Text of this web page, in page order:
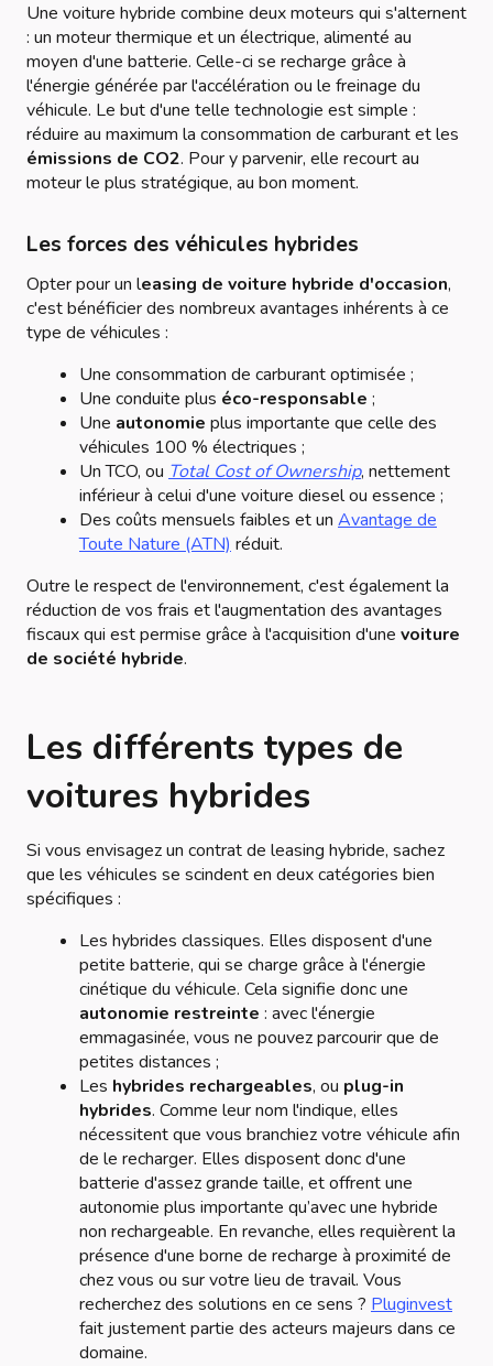
Une voiture hybride combine deux moteurs qui s'alternent
: un moteur thermique et un électrique, alimenté au
moyen d'une batterie. Celle-ci se recharge grâce à
l'énergie générée par l'accélération ou le freinage du
véhicule. Le but d'une telle technologie est simple :
réduire au maximum la consommation de carburant et les
émissions de CO2. Pour y parvenir, elle recourt au
moteur le plus stratégique, au bon moment.
Les forces des véhicules hybrides
Opter pour un leasing de voiture hybride d'occasion,
c'est bénéficier des nombreux avantages inhérents à ce
type de véhicules :
Une consommation de carburant optimisée ;
Une conduite plus éco-responsable ;
Une autonomie plus importante que celle des
véhicules 100 % électriques ;
Un TCO, ou Total Cost of Ownership, nettement
inférieur à celui d'une voiture diesel ou essence ;
Des coûts mensuels faibles et un Avantage de
Toute Nature (ATN) réduit.
Outre le respect de l'environnement, c'est également la
réduction de vos frais et l'augmentation des avantages
fiscaux qui est permise grâce à l'acquisition d'une voiture
de société hybride.
Les différents types de
voitures hybrides
Si vous envisagez un contrat de leasing hybride, sachez
que les véhicules se scindent en deux catégories bien
spécifiques :
Les hybrides classiques. Elles disposent d'une
petite batterie, qui se charge grâce à l'énergie
cinétique du véhicule. Cela signifie donc une
autonomie restreinte : avec l'énergie
emmagasinée, vous ne pouvez parcourir que de
petites distances ;
Les hybrides rechargeables, ou plug-in
hybrides. Comme leur nom l'indique, elles
nécessitent que vous branchiez votre véhicule afin
de le recharger. Elles disposent donc d'une
batterie d'assez grande taille, et offrent une
autonomie plus importante qu’avec une hybride
non rechargeable. En revanche, elles requièrent la
présence d'une borne de recharge à proximité de
chez vous ou sur votre lieu de travail. Vous
recherchez des solutions en ce sens ? Pluginvest
fait justement partie des acteurs majeurs dans ce
domaine.